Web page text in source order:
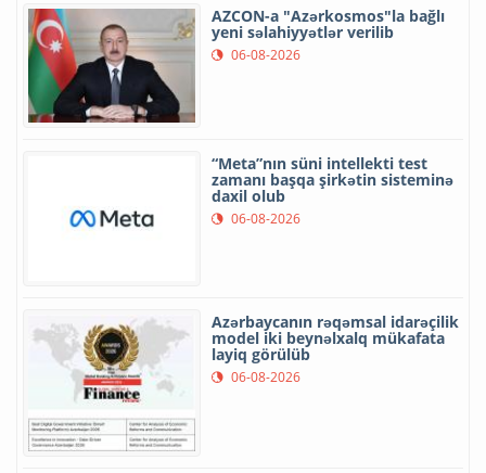
AZCON-a "Azərkosmos"la bağlı
yeni səlahiyyətlər verilib
06-08-2026
“Meta”nın süni intellekti test
zamanı başqa şirkətin sisteminə
daxil olub
06-08-2026
Azərbaycanın rəqəmsal idarəçilik
model iki beynəlxalq mükafata
layiq görülüb
06-08-2026